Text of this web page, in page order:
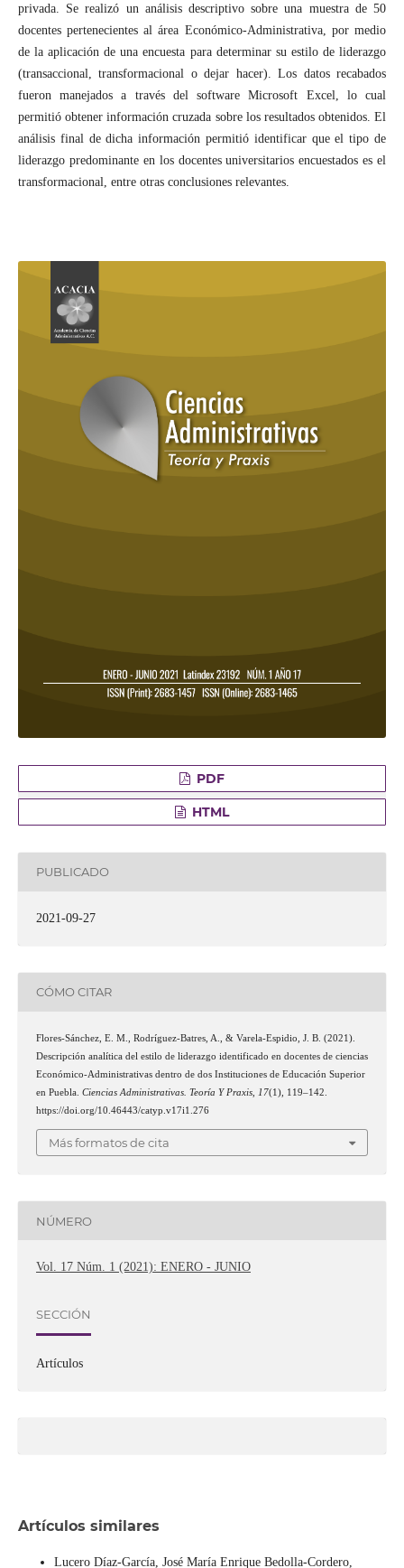
privada. Se realizó un análisis descriptivo sobre una muestra de 50
docentes pertenecientes al área Económico-Administrativa, por medio
de la aplicación de una encuesta para determinar su estilo de liderazgo
(transaccional, transformacional o dejar hacer). Los datos recabados
fueron manejados a través del software Microsoft Excel, lo cual
permitió obtener información cruzada sobre los resultados obtenidos. El
análisis final de dicha información permitió identificar que el tipo de
liderazgo predominante en los docentes universitarios encuestados es el
transformacional, entre otras conclusiones relevantes.
PDF
HTML
PUBLICADO
2021-09-27
CÓMO CITAR
Flores-Sánchez, E. M., Rodríguez-Batres, A., & Varela-Espidio, J. B. (2021).
Descripción analítica del estilo de liderazgo identificado en docentes de ciencias
Económico-Administrativas dentro de dos Instituciones de Educación Superior
en Puebla. Ciencias Administrativas. Teoría Y Praxis, 17(1), 119–142.
https://doi.org/10.46443/catyp.v17i1.276
Más formatos de cita
NÚMERO
Vol. 17 Núm. 1 (2021): ENERO - JUNIO
SECCIÓN
Artículos
Artículos similares
Lucero Díaz-García, José María Enrique Bedolla-Cordero,